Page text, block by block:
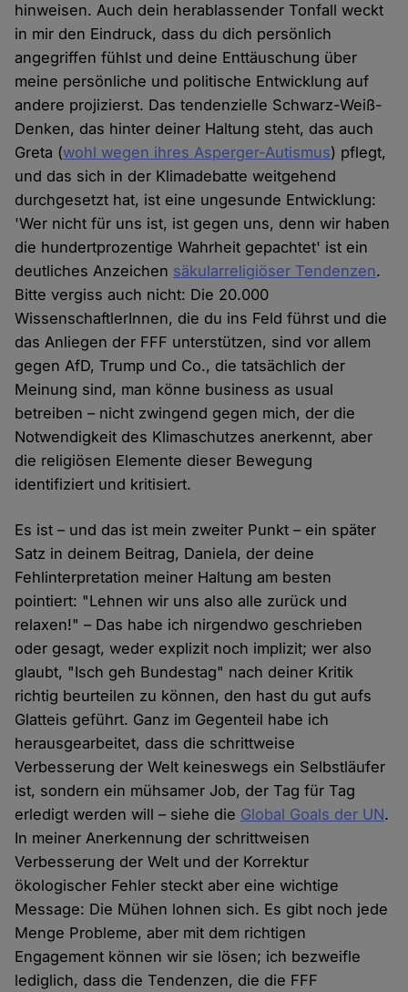
hinweisen. Auch dein herablassender Tonfall weckt
in mir den Eindruck, dass du dich persönlich
angegriffen fühlst und deine Enttäuschung über
meine persönliche und politische Entwicklung auf
andere projizierst. Das tendenzielle Schwarz-Weiß-
Denken, das hinter deiner Haltung steht, das auch
Greta (wohl wegen ihres Asperger-Autismus) pflegt,
und das sich in der Klimadebatte weitgehend
durchgesetzt hat, ist eine ungesunde Entwicklung:
'Wer nicht für uns ist, ist gegen uns, denn wir haben
die hundertprozentige Wahrheit gepachtet' ist ein
deutliches Anzeichen säkularreligiöser Tendenzen.
Bitte vergiss auch nicht: Die 20.000
WissenschaftlerInnen, die du ins Feld führst und die
das Anliegen der FFF unterstützen, sind vor allem
gegen AfD, Trump und Co., die tatsächlich der
Meinung sind, man könne business as usual
betreiben – nicht zwingend gegen mich, der die
Notwendigkeit des Klimaschutzes anerkennt, aber
die religiösen Elemente dieser Bewegung
identifiziert und kritisiert.
Es ist – und das ist mein zweiter Punkt – ein später
Satz in deinem Beitrag, Daniela, der deine
Fehlinterpretation meiner Haltung am besten
pointiert: "Lehnen wir uns also alle zurück und
relaxen!" – Das habe ich nirgendwo geschrieben
oder gesagt, weder explizit noch implizit; wer also
glaubt, "Isch geh Bundestag" nach deiner Kritik
richtig beurteilen zu können, den hast du gut aufs
Glatteis geführt. Ganz im Gegenteil habe ich
herausgearbeitet, dass die schrittweise
Verbesserung der Welt keineswegs ein Selbstläufer
ist, sondern ein mühsamer Job, der Tag für Tag
erledigt werden will – siehe die Global Goals der UN.
In meiner Anerkennung der schrittweisen
Verbesserung der Welt und der Korrektur
ökologischer Fehler steckt aber eine wichtige
Message: Die Mühen lohnen sich. Es gibt noch jede
Menge Probleme, aber mit dem richtigen
Engagement können wir sie lösen; ich bezweifle
lediglich, dass die Tendenzen, die die FFF